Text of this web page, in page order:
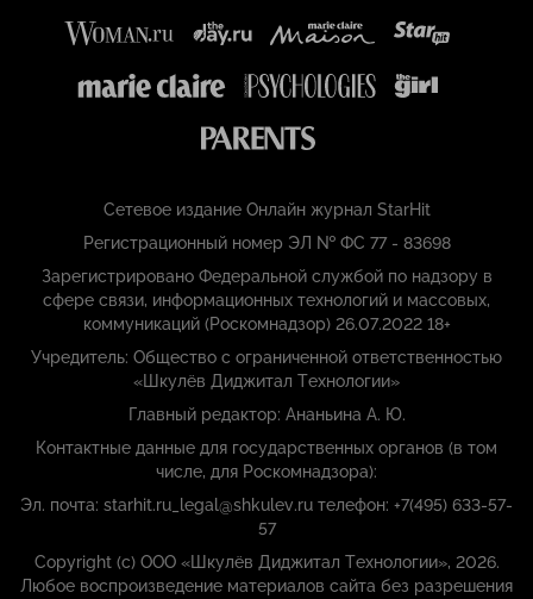
Сетевое издание Онлайн журнал StarHit
Регистрационный номер ЭЛ № ФС 77 - 83698
Зарегистрировано Федеральной службой по надзору в
сфере связи, информационных технологий и массовых,
коммуникаций (Роскомнадзор) 26.07.2022 18+
Учредитель: Общество с ограниченной ответственностью
«Шкулёв Диджитал Технологии»
Главный редактор: Ананьина А. Ю.
Контактные данные для государственных органов (в том
числе, для Роскомнадзора):
Эл. почта: starhit.ru_legal@shkulev.ru телефон: +7(495) 633-57-
57
Copyright (с) ООО «Шкулёв Диджитал Технологии», 2026.
Любое воспроизведение материалов сайта без разрешения